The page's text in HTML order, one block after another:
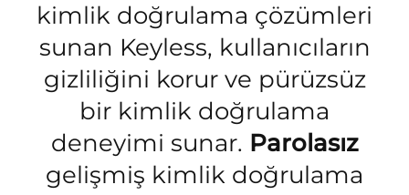
kimlik doğrulama çözümleri
sunan Keyless, kullanıcıların
gizliliğini korur ve pürüzsüz
bir kimlik doğrulama
deneyimi sunar. Parolasız
gelişmiş kimlik doğrulama